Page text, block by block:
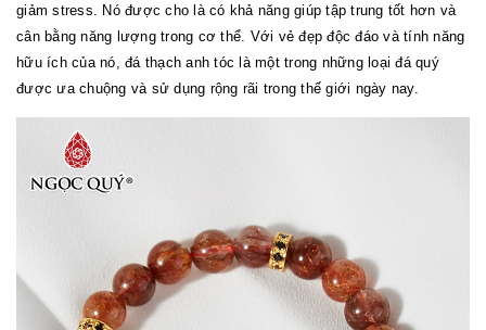
giảm stress. Nó được cho là có khả năng giúp tập trung tốt hơn và
cân bằng năng lượng trong cơ thể. Với vẻ đẹp độc đáo và tính năng
hữu ích của nó, đá thạch anh tóc là một trong những loại đá quý
được ưa chuộng và sử dụng rộng rãi trong thế giới ngày nay.